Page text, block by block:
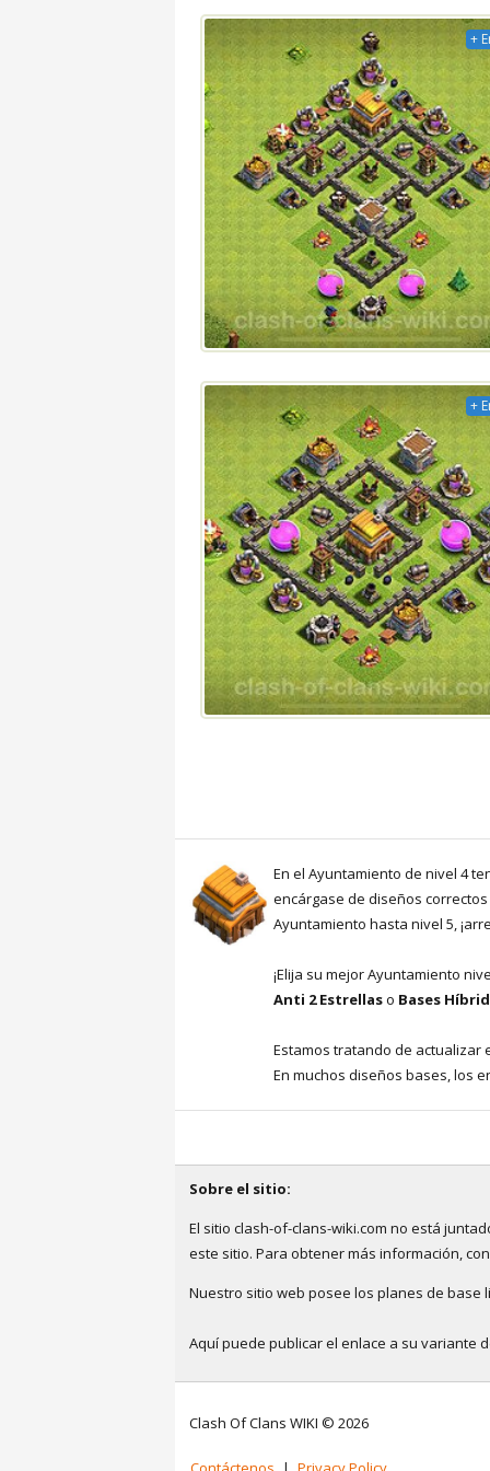
+
+
En el Ayuntamiento de nivel 4
encárgase de diseños
Ayuntamiento hasta nivel 5,
¡Elija su mejor Ayuntamiento
Anti 2 Estrellaso Bases
Estamos tratando de actualizar
En muchos diseños bases, los
Sobre el sitio:
El sitio clash-of-clans-wiki.com no está
este sitio. Para obtener más información,
Nuestro sitio web posee los planes de base
Aquí puede publicar el enlace a su
Clash Of Clans WIKI © 2026